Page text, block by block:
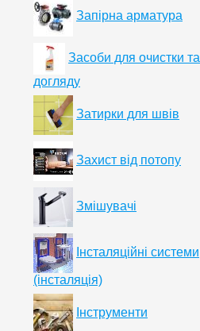
Запірна арматура
Засоби для очистки та
догляду
Затирки для швів
Захист від потопу
Змішувачі
Інсталяційні системи
(інсталяція)
Інструменти